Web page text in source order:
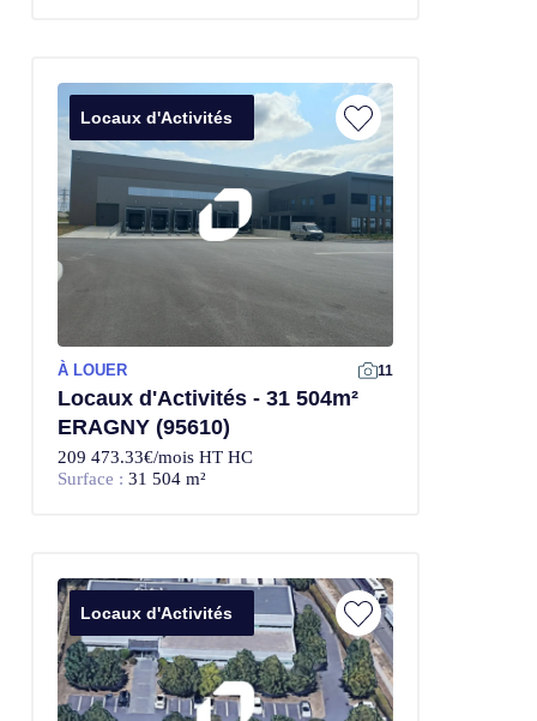
Locaux d'Activités
À LOUER 11
Locaux d'Activités - 31 504m²
ERAGNY (95610)
209 473.33€/mois HT HC
Surface : 31 504 m²
Locaux d'Activités